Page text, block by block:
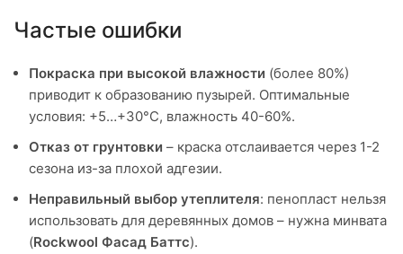
Частые ошибки
Покраска при высокой влажности (более 80%)
приводит к образованию пузырей. Оптимальные
условия: +5…+30°C, влажность 40-60%.
Отказ от грунтовки – краска отслаивается через 1-2
сезона из-за плохой адгезии.
Неправильный выбор утеплителя: пенопласт нельзя
использовать для деревянных домов – нужна минвата
(Rockwool Фасад Баттс).